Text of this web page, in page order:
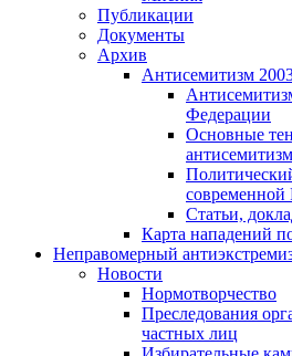
Публикации
Документы
Архив
Антисемитизм
Федерации
Основные
современной
Статьи,
Карта нападений
Неправомерный
Новости
Нормотворчество
Преследования
частных лиц